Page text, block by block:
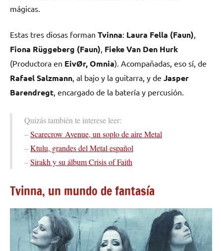
mágicas.
Estas tres diosas forman Tvinna: Laura Fella (Faun)
Fiona Rüggeberg (Faun) Fieke Van Den Hurk
(Productora en EivØr, Omnia). Acompañadas, eso sí, de
Rafael Salzmann , al bajo y la guitarra, y de Jasper
Barendregt , encargado de la batería y percusión.
Quizás también te interese leer:
–Scarecrow Avenue, un soplo de aire Metal
–Ktulu, grandes del Metal español
–Sirakh y su álbum Crisis of Faith
Tvinna, un mundo de fantasía